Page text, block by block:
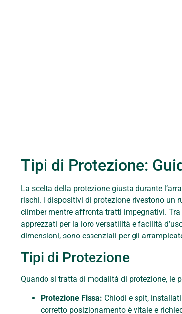
Tipi di Protezione:
La scelta della protezione giusta durante
rischi. I dispositivi di protezione rivestono un
climber mentre affronta tratti impegnativi.
apprezzati per la loro versatilità e facilità
dimensioni, sono essenziali per gli
Tipi di Protezione
Quando si tratta di modalità di protezione, le
Protezione Fissa: Chiodi e spit,
corretto posizionamento è vitale e